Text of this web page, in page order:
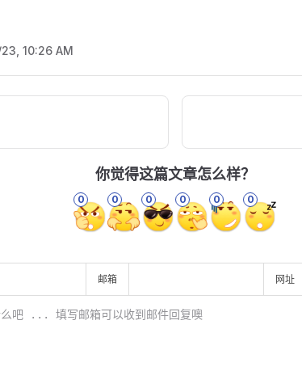
10:26 AM
你觉得这篇文章怎么样？
0 0 0 0 0 0
邮箱 网址